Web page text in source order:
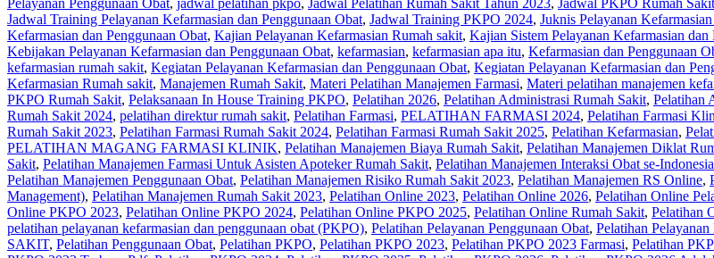
Jadwal Training Pelayanan Kefarmasian dan Penggunaan Obat, Jadwal Training PKPO 2024, Juknis Pelayanan
Kefarmasian dan Penggunaan Obat, Kajian Pelayanan Kefarmasian Rumah sakit, Kajian Sistem Pelayanan Kefarmasian
Kebijakan Pelayanan Kefarmasian dan Penggunaan Obat, kefarmasian, kefarmasian apa itu, Kefarmasian dan Penggunaan
kefarmasian rumah sakit, Kegiatan Pelayanan Kefarmasian dan Penggunaan Obat, Kegiatan Pelayanan Kefarmasian dan
Kefarmasian Rumah sakit, Manajemen Rumah Sakit, Materi Pelatihan Manajemen Farmasi, Materi pelatihan manajemen
PKPO Rumah Sakit, Pelaksanaan In House Training PKPO, Pelatihan 2026, Pelatihan Administrasi Rumah Sakit, Pelatihan
Rumah Sakit 2024, pelatihan direktur rumah sakit, Pelatihan Farmasi, PELATIHAN FARMASI 2024, Pelatihan Farmasi
Rumah Sakit 2023, Pelatihan Farmasi Rumah Sakit 2024, Pelatihan Farmasi Rumah Sakit 2025, Pelatihan Kefarmasian,
PELATIHAN MAGANG FARMASI KLINIK, Pelatihan Manajemen Biaya Rumah Sakit, Pelatihan Manajemen Diklat
Sakit, Pelatihan Manajemen Farmasi Untuk Asisten Apoteker Rumah Sakit, Pelatihan Manajemen Interaksi Obat se-Indonesia
Pelatihan Manajemen Penggunaan Obat, Pelatihan Manajemen Risiko Rumah Sakit 2023, Pelatihan Manajemen RS Online,
Management), Pelatihan Manajemen Rumah Sakit 2023, Pelatihan Online 2023, Pelatihan Online 2026, Pelatihan Online
Online PKPO 2023, Pelatihan Online PKPO 2024, Pelatihan Online PKPO 2025, Pelatihan Online Rumah Sakit, Pelatihan
pelatihan pelayanan kefarmasian dan penggunaan obat (PKPO), Pelatihan Pelayanan Penggunaan Obat, Pelatihan
SAKIT, Pelatihan Penggunaan Obat, Pelatihan PKPO, Pelatihan PKPO 2023, Pelatihan PKPO 2023 Farmasi, Pelatihan